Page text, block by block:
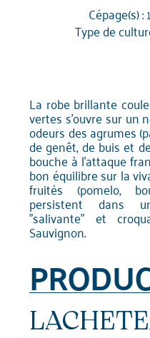
Cépage(s) :
Type de
La robe brillante
vertes s'ouvre sur un
odeurs des agrumes
de genêt, de buis et
bouche à l'attaque
bon équilibre sur la
fruités (pomelo,
persistent dans
"salivante" et
Sauvignon.